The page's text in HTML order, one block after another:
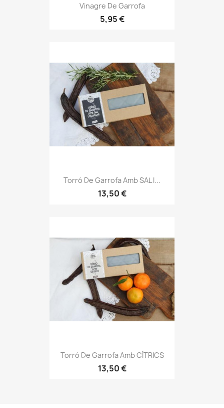
Vinagre De Garrofa
5,95 €
Torró De Garrofa Amb SAL I...
13,50 €
Torró De Garrofa Amb CÍTRICS
13,50 €